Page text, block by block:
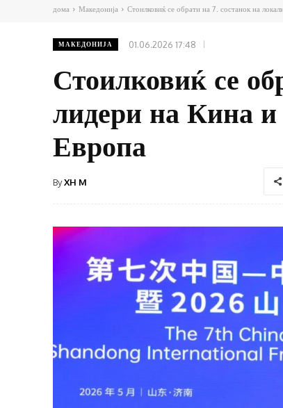
дома Македонија Стоилковиќ се обрати на 7. состанок на
МАКЕДОНИЈА 01.06.2026 17:48
Стоилковиќ се
лидери на Кина и
Европа
ByXH M